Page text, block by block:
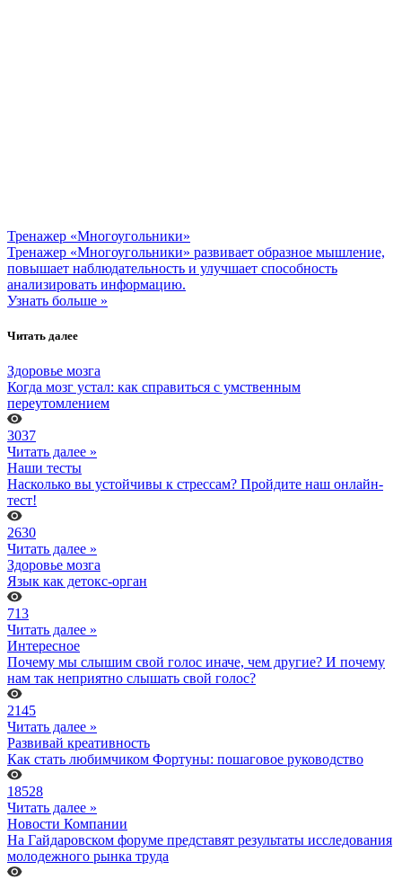
Тренажер «Многоугольники»
Тренажер «Многоугольники» развивает образное мышление,
повышает наблюдательность и улучшает способность
анализировать информацию.
Узнать больше »
Читать далее
Здоровье мозга
Когда мозг устал: как справиться с умственным
переутомлением
3037
Читать далее »
Наши тесты
Насколько вы устойчивы к стрессам? Пройдите наш онлайн-
тест!
2630
Читать далее »
Здоровье мозга
Язык как детокс-орган
713
Читать далее »
Интересное
Почему мы слышим свой голос иначе, чем другие? И почему
нам так неприятно слышать свой голос?
2145
Читать далее »
Развивай креативность
Как стать любимчиком Фортуны: пошаговое руководство
18528
Читать далее »
Новости Компании
На Гайдаровском форуме представят результаты исследования
молодежного рынка труда